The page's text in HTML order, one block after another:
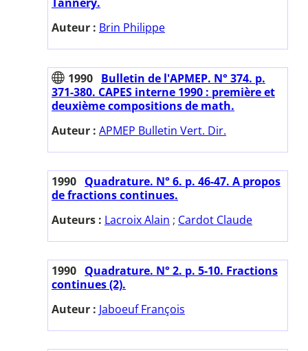
Auteur : Brin Philippe
1990 Bulletin de l'APMEP. N° 374. p.
371-380. CAPES interne 1990 : première et
deuxième compositions de math.
Auteur : APMEP Bulletin Vert. Dir.
1990 Quadrature. N° 6. p. 46-47. A propos
de fractions continues.
Auteurs : Lacroix Alain ; Cardot Claude
1990 Quadrature. N° 2. p. 5-10. Fractions
continues (2).
Auteur : Jaboeuf François